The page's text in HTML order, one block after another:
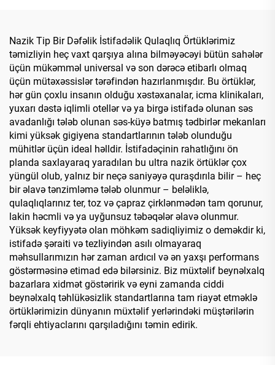
Nazik Tip Bir Dəfəlik İstifadəlik Qulaqlıq Örtüklərimiz
təmizliyin heç vaxt qarşıya alına bilməyəcəyi bütün sahələr
üçün mükəmməl universal və son dərəcə etibarlı olmaq
üçün mütəxəssislər tərəfindən hazırlanmışdır. Bu örtüklər,
hər gün çoxlu insanın olduğu xəstəxanalar, icma klinikaları,
yuxarı dəstə iqlimli otellər və ya birgə istifadə olunan səs
avadanlığı tələb olunan səs-küyə batmış tədbirlər mekanları
kimi yüksək gigiyena standartlarının tələb olunduğu
mühitlər üçün ideal həlldir. İstifadəçinin rahatlığını ön
planda saxlayaraq yaradılan bu ultra nazik örtüklər çox
yüngül olub, yalnız bir neçə saniyəyə quraşdırıla bilir – heç
bir əlavə tənzimləmə tələb olunmur – beləliklə,
qulaqlıqlarınız ter, toz və çapraz çirklənmədən tam qorunur,
lakin həcmli və ya uyğunsuz təbəqələr əlavə olunmur.
Yüksək keyfiyyətə olan möhkəm sadiqliyimiz o deməkdir ki,
istifadə şəraiti və tezliyindən asılı olmayaraq
məhsullarımızın hər zaman ardıcıl və ən yaxşı performans
göstərməsinə etimad edə bilərsiniz. Biz müxtəlif beynəlxalq
bazarlara xidmət göstəririk və eyni zamanda ciddi
beynəlxalq təhlükəsizlik standartlarına tam riayət etməklə
örtüklərimizin dünyanın müxtəlif yerlərindəki müştərilərin
fərqli ehtiyaclarını qarşıladığını təmin edirik.